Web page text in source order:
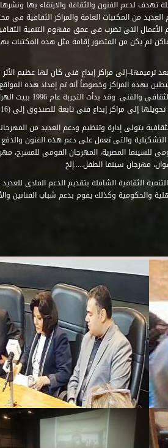
تهدف لدعم الفنون والثقافة والارتقاء بها
من المكتبات العامة والمراكز الثقافية فى
الأعمال التى تضرب فى عمق مفهوم التنمية
ترميمها–إلى مراكز إبداع فنى كان لها عظيم
بهذه المراكز وخصوصاً أنه تم إمداد هذه
المتطلبات التى تكفل لها أداء دورها
إلى مراكز إبداع فنى تابعة للصندوق إلى (16 ) مركزاً .. .
يتولى إدارة وتنظيم ودعم العديد من
التشكيلية والتى تعمل على دعم هذه الفنون
للسينما المصرية، المهرجان القومى للمسرح،
مهرجان سينما الطفل.....إلخ
الثقافية الشاملة بتقديم الدعم المادى
والحكومية وكذلك يقوم بدعم شباب الفنانين